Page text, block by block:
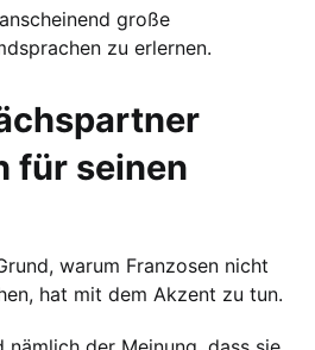
große
zu erlernen.
für seinen
warum Franzosen nicht
hat mit dem Akzent zu tun.